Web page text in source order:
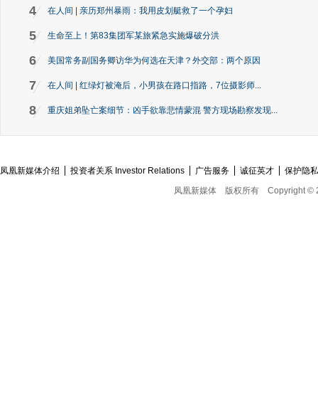
4 在人间 | 亲历郑州暴雨：我用皮划艇救了一个孕妇
5 生命至上！第83集团军某旅紧急实施爆破分洪
6 美国常务副国务卿访华为何选在天津？外交部：两个原因
7 在人间 | 红绿灯被淹后，小男孩在路口指路，7位摄影师...
8 重庆姐弟坠亡案细节：凶手欲靠悲情蒙混 警方现场勘察发现...
凤凰新媒体介绍 投资者关系 Investor Relations 广告服务 诚征英才
保护隐
凤凰新媒体
版权所有 Copyright ©